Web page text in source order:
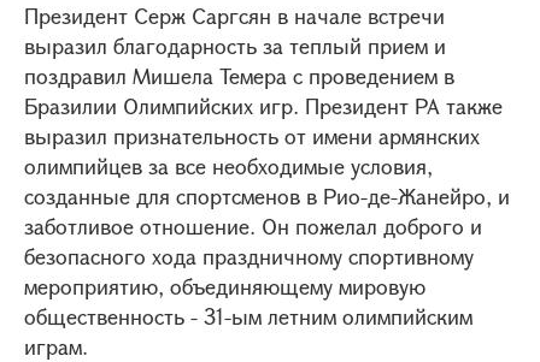
Президент Серж Саргсян в начале встречи
выразил благодарность за теплый прием и
поздравил Мишела Темера с проведением в
Бразилии Олимпийских игр. Президент РА также
выразил признательность от имени армянских
олимпийцев за все необходимые условия,
созданные для спортсменов в Рио-де-Жанейро, и
заботливое отношение. Он пожелал доброго и
безопасного хода праздничному спортивному
мероприятию, объединяющему мировую
общественность - 31-ым летним олимпийским
играм.